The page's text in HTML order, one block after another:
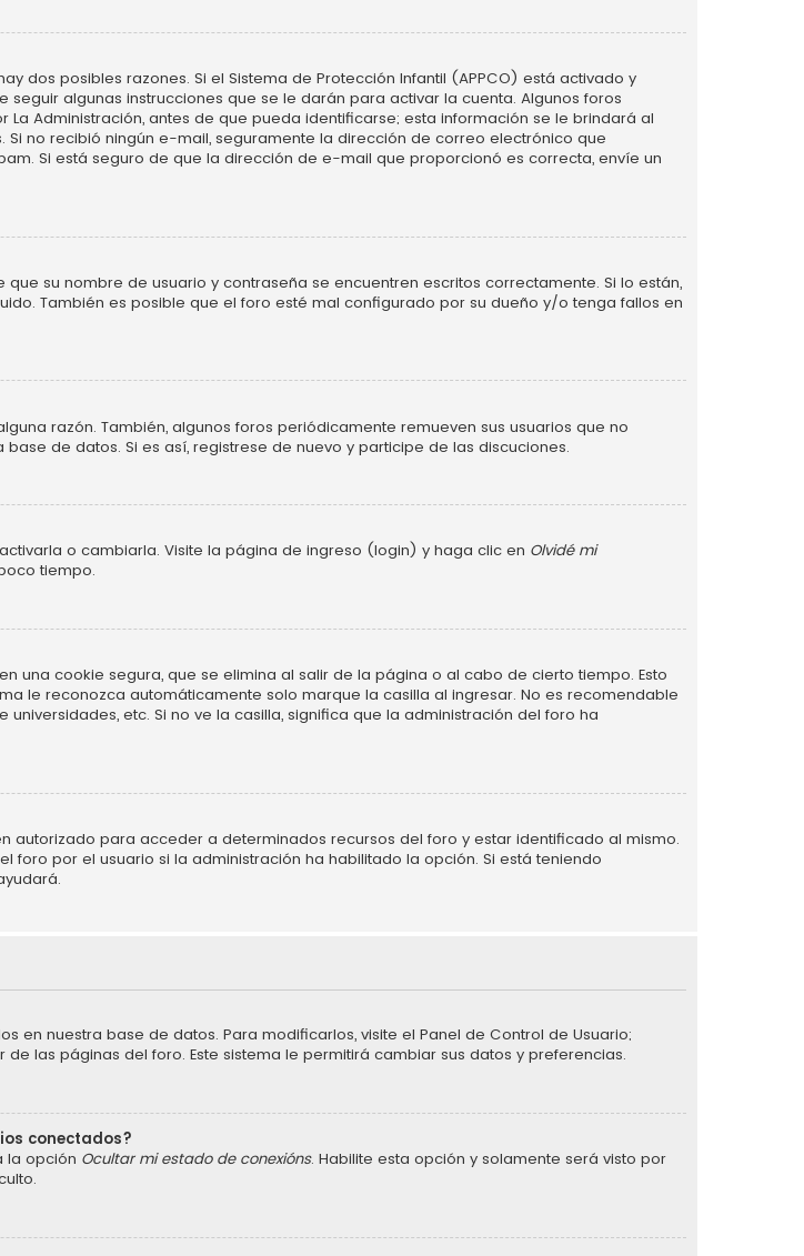
dos posibles razones. Si el Sistema de Protección Infantil (APPCO) está activado y
seguir algunas instrucciones que se le darán para activar la cuenta. Algunos foros
Administración, antes de que pueda identificarse; esta información se le brindará al
no recibió ningún e-mail, seguramente la dirección de correo electrónico que
Si está seguro de que la dirección de e-mail que proporcionó es correcta, envíe un
su nombre de usuario y contraseña se encuentren escritos correctamente. Si lo están,
También es posible que el foro esté mal configurado por su dueño y/o tenga fallos en
razón. También, algunos foros periódicamente remueven sus usuarios que no
de datos. Si es así, registrese de nuevo y participe de las discuciones.
o cambiarla. Visite la página de ingreso (login) y haga clic en Olvidé mi
tiempo.
una cookie segura, que se elimina al salir de la página o al cabo de cierto tiempo. Esto
le reconozca automáticamente solo marque la casilla al ingresar. No es recomendable
etc. Si no ve la casilla, significa que la administración del foro ha
autorizado para acceder a determinados recursos del foro y estar identificado al mismo.
por el usuario si la administración ha habilitado la opción. Si está teniendo
en nuestra base de datos. Para modificarlos, visite el Panel de Control de Usuario;
las páginas del foro. Este sistema le permitirá cambiar sus datos y preferencias.
conectados?
la opción Ocultar mi estado de conexións. Habilite esta opción y solamente será visto por